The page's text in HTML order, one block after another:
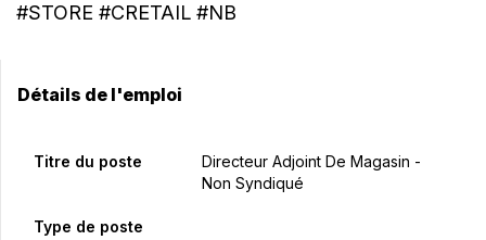
#STORE #CRETAIL #NB
Détails de l'emploi
Titre du poste
Directeur Adjoint De Magasin -
Non Syndiqué
Type de poste